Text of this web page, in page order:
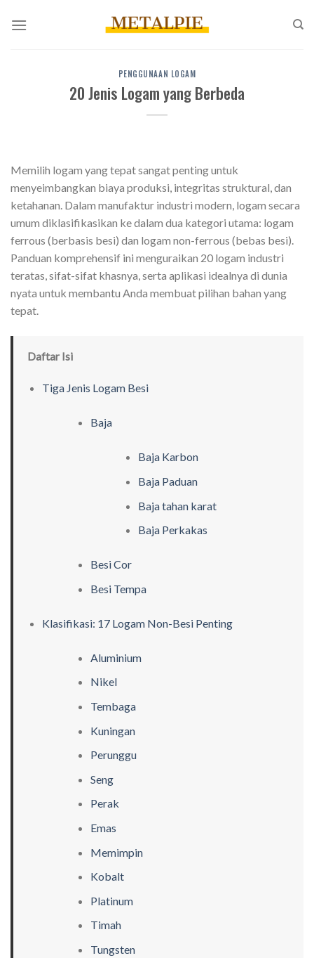
PENGGUNAAN LOGAM
20 Jenis Logam yang Berbeda
Memilih logam yang tepat sangat penting untuk
menyeimbangkan biaya produksi, integritas struktural, dan
ketahanan. Dalam manufaktur industri modern, logam secara
umum diklasifikasikan ke dalam dua kategori utama: logam
ferrous (berbasis besi) dan logam non-ferrous (bebas besi).
Panduan komprehensif ini menguraikan 20 logam industri
teratas, sifat-sifat khasnya, serta aplikasi idealnya di dunia
nyata untuk membantu Anda membuat pilihan bahan yang
tepat.
Daftar Isi
Tiga Jenis Logam Besi
Baja
Baja Karbon
Baja Paduan
Baja tahan karat
Baja Perkakas
Besi Cor
Besi Tempa
Klasifikasi: 17 Logam Non-Besi Penting
Aluminium
Nikel
Tembaga
Kuningan
Perunggu
Seng
Perak
Emas
Memimpin
Kobalt
Platinum
Timah
Tungsten